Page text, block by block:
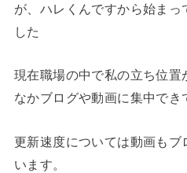
が、ハレくんですから始まっ
した
現在職場の中で私の立ち位
なかブログや動画に集中でき
更新速度については動画もブ
います。